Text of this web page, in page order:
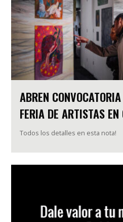
ABREN
FERIA DE ARTISTAS EN
Todos los detalles en esta nota!